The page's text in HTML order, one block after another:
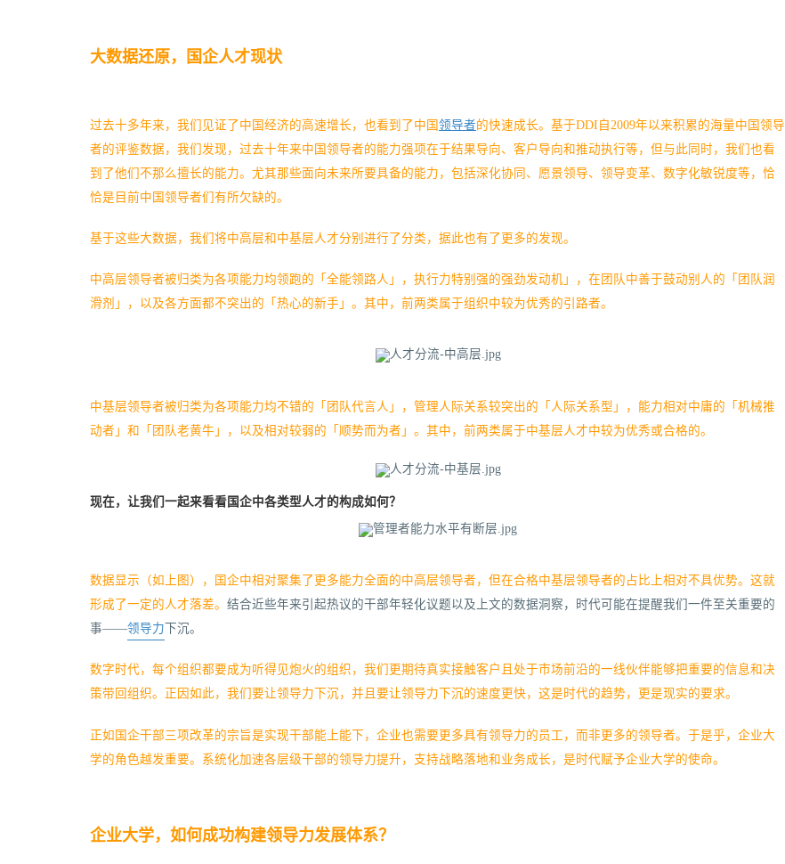
大数据还原，国企人才现状
过去十多年来，我们见证了中国经济的高速增长，也看到了中国 领导者的快速成长。基于DDI自2009年以来积累的海量中国领导
者的评鉴数据，我们发现，过去十年来中国领导者的能力强项在于结果导向、客户导向和推动执行等，但与此同时，我们也看
到了他们不那么擅长的能力。尤其那些面向未来所要具备的能力，包括深化协同、愿景领导、领导变革、数字化敏锐度等，恰
恰是目前中国领导者们有所欠缺的。
基于这些大数据，我们将中高层和中基层人才分别进行了分类，据此也有了更多的发现。
中高层领导者被归类为各项能力均领跑的「全能领路人」，执行力特别强的强劲发动机」，在团队中善于鼓动别人的「团队润
滑剂」，以及各方面都不突出的「热心的新手」。其中，前两类属于组织中较为优秀的引路者。
中基层领导者被归类为各项能力均不错的「团队代言人」，管理人际关系较突出的「人际关系型」，能力相对中庸的「机械推
动者」和「团队老黄牛」，以及相对较弱的「顺势而为者」。其中，前两类属于中基层人才中较为优秀或合格的。
现在，让我们一起来看看国企中各类型人才的构成如何？
数据显示（如上图），国企中相对聚集了更多能力全面的中高层领导者，但在合格中基层领导者的占比上相对不具优势。这就
形成了一定的人才落差。 结合近些年来引起热议的干部年轻化议题以及上文的数据洞察，时代可能在提醒我们一件至关重要的
事——领导力 下沉。
数字时代，每个组织都要成为听得见炮火的组织，我们更期待真实接触客户且处于市场前沿的一线伙伴能够把重要的信息和决
策带回组织。正因如此，我们要让领导力下沉，并且要让领导力下沉的速度更快，这是时代的趋势，更是现实的要求。
正如国企干部三项改革的宗旨是实现干部能上能下，企业也需要更多具有领导力的员工，而非更多的领导者。于是乎，企业大
学的角色越发重要。系统化加速各层级干部的领导力提升，支持战略落地和业务成长，是时代赋予企业大学的使命。
企业大学，如何成功构建领导力发展体系？